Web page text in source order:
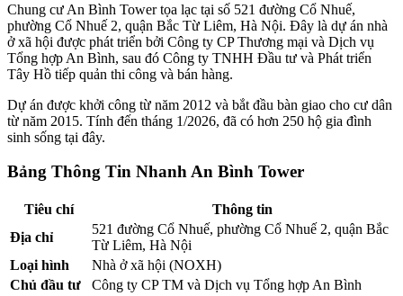
Chung cư An Bình Tower tọa lạc tại số 521 đường Cổ Nhuế,
phường Cổ Nhuế 2, quận Bắc Từ Liêm, Hà Nội. Đây là dự án nhà
ở xã hội được phát triển bởi Công ty CP Thương mại và Dịch vụ
Tổng hợp An Bình, sau đó Công ty TNHH Đầu tư và Phát triển
Tây Hồ tiếp quản thi công và bán hàng.
Dự án được khởi công từ năm 2012 và bắt đầu bàn giao cho cư dân
từ năm 2015. Tính đến tháng 1/2026, đã có hơn 250 hộ gia đình
sinh sống tại đây.
Bảng Thông Tin Nhanh An Bình Tower
Tiêu chí
Thông tin
Địa chỉ
521 đường Cổ Nhuế, phường Cổ Nhuế 2, quận Bắc
Từ Liêm, Hà Nội
Loại hình
Nhà ở xã hội (NOXH)
Chủ đầu tư
Công ty CP TM và Dịch vụ Tổng hợp An Bình